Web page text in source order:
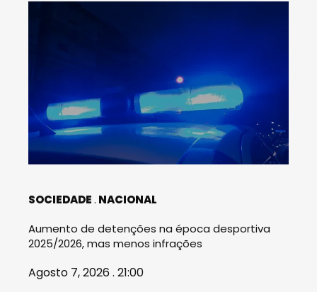
SOCIEDADE NACIONAL
Aumento de detenções na época desportiva
2025/2026, mas menos infrações
Agosto 7, 2026 . 21:00